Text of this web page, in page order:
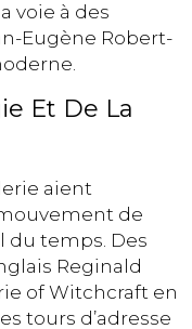
voie à des
Eugène Robert-
Et De La
aient
de
du temps. Des
Reginald
of Witchcraft en
tours d’adresse